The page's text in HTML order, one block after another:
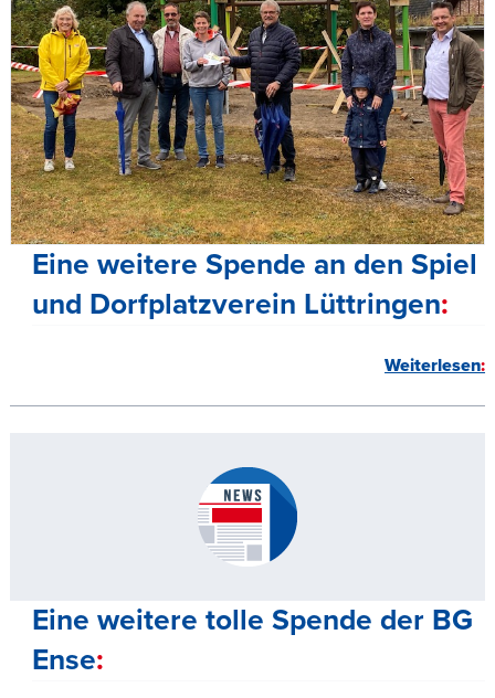
Eine weitere Spende an den Spiel
und Dorfplatzverein Lüttringen
Weiterlesen
Eine weitere tolle Spende der BG
Ense